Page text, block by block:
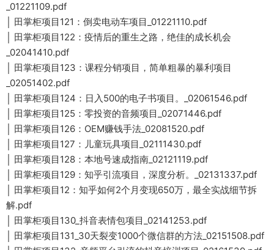
_01221109.pdf
│ 田掌柜项目121：倒卖电动车项目_01221110.pdf
│ 田掌柜项目122：疫情后的重生之路，绝佳的成长机会
_02041410.pdf
│ 田掌柜项目123：课程分销项目，简单粗暴的暴利项目
_02051402.pdf
│ 田掌柜项目124：日入500的电子书项目。_02061546.pdf
│ 田掌柜项目125：零投资的音频项目_02071446.pdf
│ 田掌柜项目126：OEM赚钱手法_02081520.pdf
│ 田掌柜项目127：儿童玩具项目_02111430.pdf
│ 田掌柜项目128：本地号速成指南_02121119.pdf
│ 田掌柜项目129：知乎引流项目，深度分析。_02131337.pdf
│ 田掌柜项目12：知乎如何2个月变现650万，最全实战细节拆
解.pdf
│ 田掌柜项目130_抖音表情包项目_02141253.pdf
│ 田掌柜项目131_30天裂变1000个微信群的方法_02151508.pdf